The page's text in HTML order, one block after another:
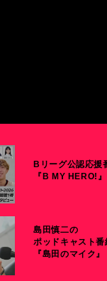
Bリーグ公認応援
『B MY HERO!』
島田慎二の
ポッドキャスト番
『島田のマイク』